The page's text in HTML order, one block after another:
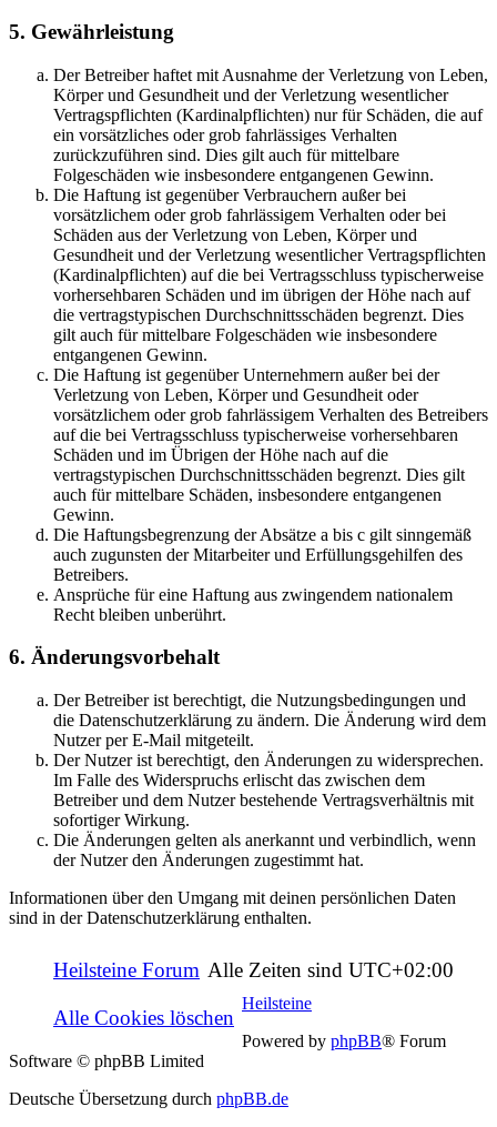
5. Gewährleistung
Der Betreiber haftet mit Ausnahme der Verletzung von Leben,
Körper und Gesundheit und der Verletzung wesentlicher
Vertragspflichten (Kardinalpflichten) nur für Schäden, die auf
ein vorsätzliches oder grob fahrlässiges Verhalten
zurückzuführen sind. Dies gilt auch für mittelbare
Folgeschäden wie insbesondere entgangenen Gewinn.
Die Haftung ist gegenüber Verbrauchern außer bei
vorsätzlichem oder grob fahrlässigem Verhalten oder bei
Schäden aus der Verletzung von Leben, Körper und
Gesundheit und der Verletzung wesentlicher Vertragspflichten
(Kardinalpflichten) auf die bei Vertragsschluss typischerweise
vorhersehbaren Schäden und im übrigen der Höhe nach auf
die vertragstypischen Durchschnittsschäden begrenzt. Dies
gilt auch für mittelbare Folgeschäden wie insbesondere
entgangenen Gewinn.
Die Haftung ist gegenüber Unternehmern außer bei der
Verletzung von Leben, Körper und Gesundheit oder
vorsätzlichem oder grob fahrlässigem Verhalten des Betreibers
auf die bei Vertragsschluss typischerweise vorhersehbaren
Schäden und im Übrigen der Höhe nach auf die
vertragstypischen Durchschnittsschäden begrenzt. Dies gilt
auch für mittelbare Schäden, insbesondere entgangenen
Gewinn.
Die Haftungsbegrenzung der Absätze a bis c gilt sinngemäß
auch zugunsten der Mitarbeiter und Erfüllungsgehilfen des
Betreibers.
Ansprüche für eine Haftung aus zwingendem nationalem
Recht bleiben unberührt.
6. Änderungsvorbehalt
Der Betreiber ist berechtigt, die Nutzungsbedingungen und
die Datenschutzerklärung zu ändern. Die Änderung wird dem
Nutzer per E-Mail mitgeteilt.
Der Nutzer ist berechtigt, den Änderungen zu widersprechen.
Im Falle des Widerspruchs erlischt das zwischen dem
Betreiber und dem Nutzer bestehende Vertragsverhältnis mit
sofortiger Wirkung.
Die Änderungen gelten als anerkannt und verbindlich, wenn
der Nutzer den Änderungen zugestimmt hat.
Informationen über den Umgang mit deinen persönlichen Daten
sind in der Datenschutzerklärung enthalten.
Heilsteine Forum Alle Zeiten sind UTC+02:00
Alle Cookies löschen
Heilsteine
Powered by phpBB® Forum
Software © phpBB Limited
Deutsche Übersetzung durch phpBB.de